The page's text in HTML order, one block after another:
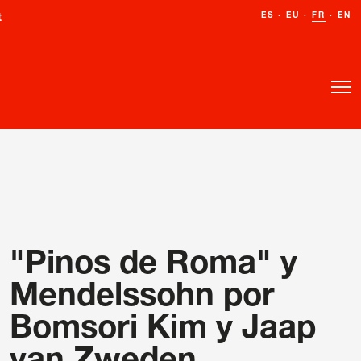
ES · EU · FR · EN
ES · EU · FR · EN
"Pinos de Roma" y
Mendelssohn por
Bomsori Kim y Jaap